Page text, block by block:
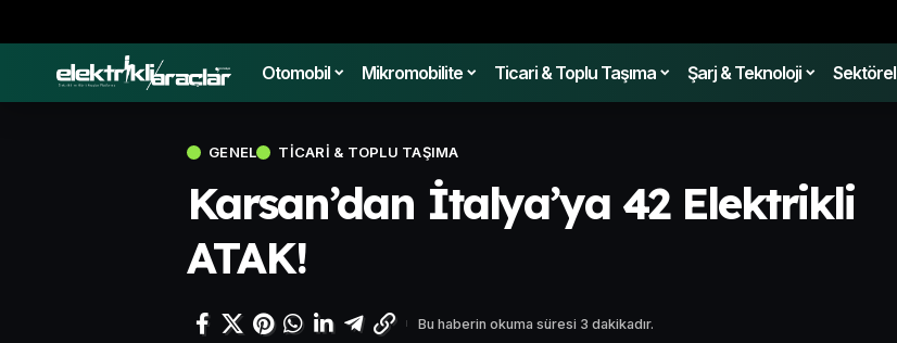
Otomobil Mikromobilite Ticari & Toplu Taşıma Şarj & Teknoloji Sektörel
GENEL TICARI & TOPLU TAŞIMA
Karsan’dan İtalya’ya 42 Elektrikli
ATAK!
Bu haberin okuma süresi 3 dakikadır.